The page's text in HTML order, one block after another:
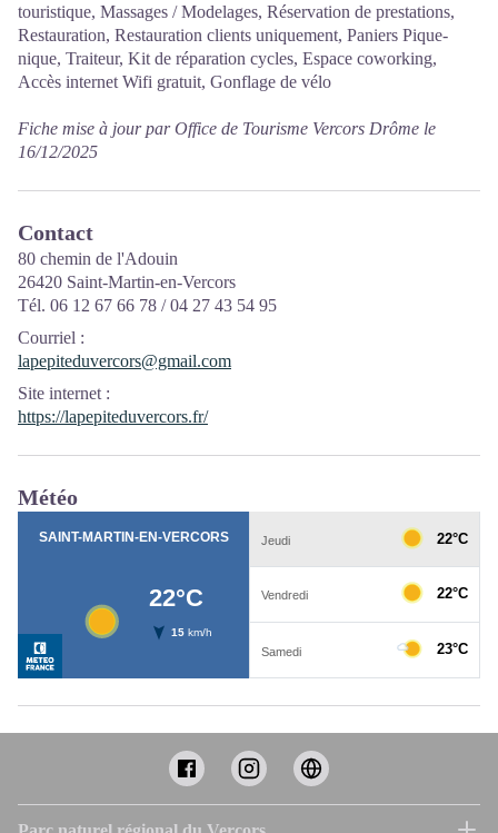
touristique, Massages / Modelages, Réservation de prestations,
Restauration, Restauration clients uniquement, Paniers Pique-
nique, Traiteur, Kit de réparation cycles, Espace coworking,
Accès internet Wifi gratuit, Gonflage de vélo
Fiche mise à jour par Office de Tourisme Vercors Drôme le
16/12/2025
Contact
80 chemin de l'Adouin
26420 Saint-Martin-en-Vercors
Tél. 06 12 67 66 78 / 04 27 43 54 95
Courriel :
lapepiteduvercors@gmail.com
Site internet :
https://lapepiteduvercors.fr/
Météo